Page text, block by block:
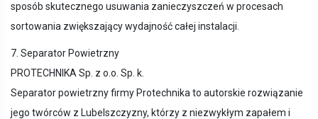
sposób skutecznego usuwania zanieczyszczeń w procesach
sortowania zwiększający wydajność całej instalacji.
7. Separator Powietrzny
PROTECHNIKA Sp. z o.o. Sp. k.
Separator powietrzny firmy Protechnika to autorskie rozwiązanie
jego twórców z Lubelszczyzny, którzy z niezwykłym zapałem i